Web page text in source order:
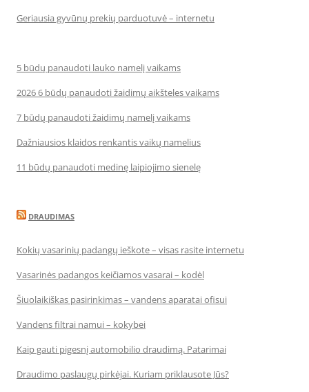
Geriausia gyvūnų prekių parduotuvė – internetu
5 būdų panaudoti lauko namelį vaikams
2026 6 būdų panaudoti žaidimų aikšteles vaikams
7 būdų panaudoti žaidimų namelį vaikams
Dažniausios klaidos renkantis vaikų namelius
11 būdų panaudoti medinę laipiojimo sienelę
DRAUDIMAS
Kokių vasarinių padangų ieškote – visas rasite internetu
Vasarinės padangos keičiamos vasarai – kodėl
Šiuolaikiškas pasirinkimas – vandens aparatai ofisui
Vandens filtrai namui – kokybei
Kaip gauti pigesnį automobilio draudimą. Patarimai
Draudimo paslaugų pirkėjai. Kuriam priklausote Jūs?